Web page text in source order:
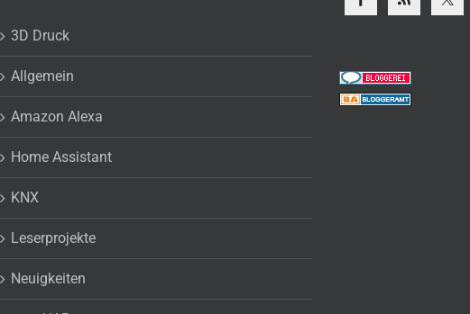
3D Druck
Allgemein
Amazon Alexa
Home Assistant
KNX
Leserprojekte
Neuigkeiten